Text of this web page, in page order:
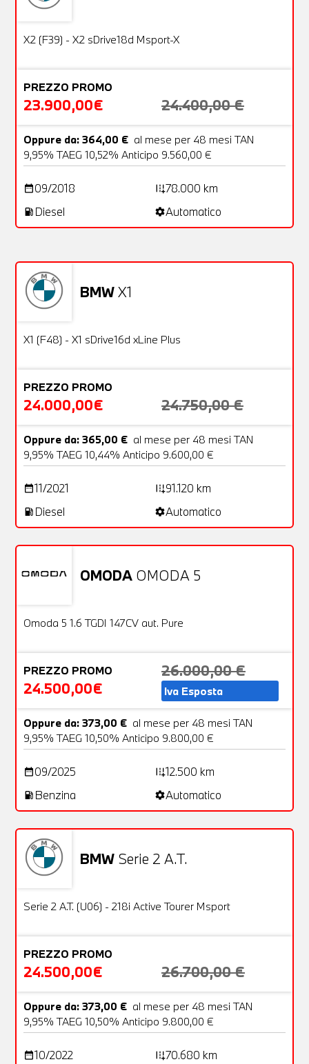
OFFERTA
Usato
X2 (F39) - X2 sDrive18d Msport-X
PREZZO PROMO
23.900,00€ 24.400,00 €
Oppure da: 364,00 € al mese per 48 mesi TAN
9,95% TAEG 10,52% Anticipo 9.560,00 €
date_range09/2018 add_road78.000 km
local_gas_station Diesel settingsAutomatico
Non stai trovando ciò che cerchi?
Richiedici un auto liberamente
BMWX1
OFFERTA
Usato
X1 (F48) - X1 sDrive16d xLine Plus
PREZZO PROMO
24.000,00€ 24.750,00 €
Oppure da: 365,00 € al mese per 48 mesi TAN
9,95% TAEG 10,44% Anticipo 9.600,00 €
date_range11/2021 add_road91.120 km
local_gas_station Diesel settingsAutomatico
OMODA OMODA 5
OFFERTA
Omoda 5 1.6 TGDI 147CV aut. Pure
PREZZO PROMO
24.500,00€
26.000,00 €
Iva Esposta
Oppure da: 373,00 € al mese per 48 mesi TAN
9,95% TAEG 10,50% Anticipo 9.800,00 €
date_range09/2025 add_road12.500 km
local_gas_station Benzina settingsAutomatico
BMW Serie 2 A.T.
OFFERTA
Usato
Serie 2 A.T. (U06) - 218i Active Tourer Msport
PREZZO PROMO
24.500,00€ 26.700,00 €
Oppure da: 373,00 € al mese per 48 mesi TAN
9,95% TAEG 10,50% Anticipo 9.800,00 €
date_range10/2022 add_road70.680 km